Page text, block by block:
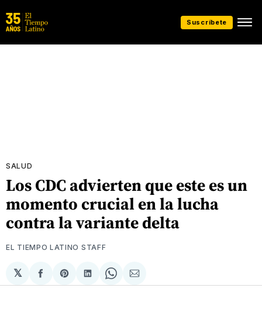
Suscríbete
SALUD
Los CDC advierten que este es un
momento crucial en la lucha
contra la variante delta
EL TIEMPO LATINO STAFF
𝕏
Compartir
en
Share
on
Compartir
en
Share
on
Compartir
via